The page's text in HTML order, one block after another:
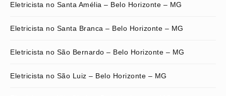
Eletricista no Santa Amélia – Belo Horizonte – MG
Eletricista no Santa Branca – Belo Horizonte – MG
Eletricista no São Bernardo – Belo Horizonte – MG
Eletricista no São Luiz – Belo Horizonte – MG